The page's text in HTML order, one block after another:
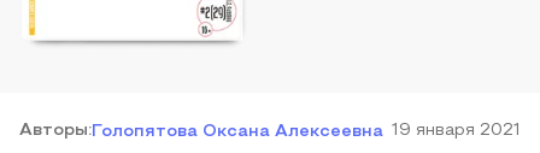
Авторы:Голопятова Оксана Алексеевна 19 января 2021